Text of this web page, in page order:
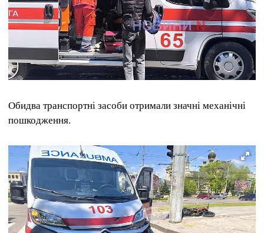
Обидва транспортні засоби отримали значні механічні
пошкодження.